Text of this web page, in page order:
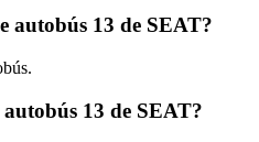
autobús 13 de SEAT?
13 de SEAT?